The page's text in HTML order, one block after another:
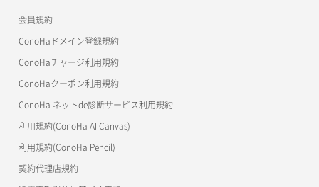
美雲このは徹底ガイド
会員規約
ConoHaドメイン登録規約
ConoHaチャージ利用規約
ConoHaクーポン利用規約
ConoHa ネットde診断サービス利用規約
利用規約(ConoHa AI Canvas)
利用規約(ConoHa Pencil)
契約代理店規約